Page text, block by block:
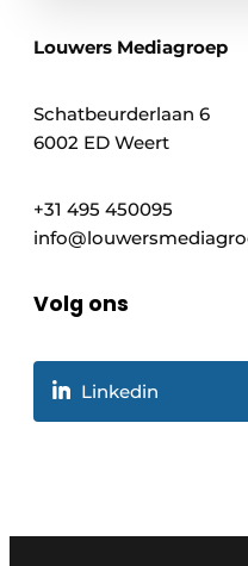
Louwers Mediagroep
Schatbeurderlaan 6
6002 ED Weert
+31 495 450095
Volg ons
Linkedin